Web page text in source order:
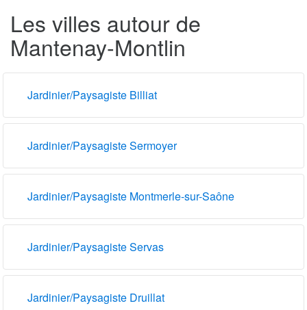
Les villes autour de
Mantenay-Montlin
Jardinier/Paysagiste Billiat
Jardinier/Paysagiste Sermoyer
Jardinier/Paysagiste Montmerle-sur-Saône
Jardinier/Paysagiste Servas
Jardinier/Paysagiste Druillat